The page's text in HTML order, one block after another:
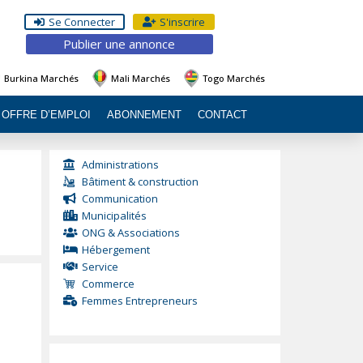
Se Connecter S'inscrire
Publier une annonce
Burkina Marchés Mali Marchés Togo Marchés
OFFRE D’EMPLOI ABONNEMENT CONTACT
Administrations
Bâtiment & construction
Communication
Municipalités
ONG & Associations
Hébergement
Service
Commerce
Femmes Entrepreneurs